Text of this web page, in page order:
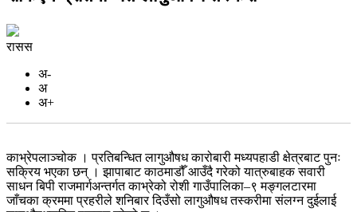
रासस
अ-
अ
अ+
काभ्रेपलाञ्चोक । प्रतिबन्धित लागुऔषध कारोबारी मध्यपहाडी क्षेत्रबाट पुनः
सक्रिय भएका छन् । झापाबाट काठमाडौँ आउँदै गरेको यात्रुबाहक सवारी
साधन बिपी राजमार्गअन्तर्गत काभ्रेको रोशी गाउँपालिका–९ मङ्गलटारमा
जाँचका क्रममा प्रहरीले शनिबार दिउँसो लागुऔषध तस्करीमा संलग्न दुईलाई